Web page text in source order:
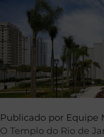
Publicado por Equipe
O Templo do Rio de